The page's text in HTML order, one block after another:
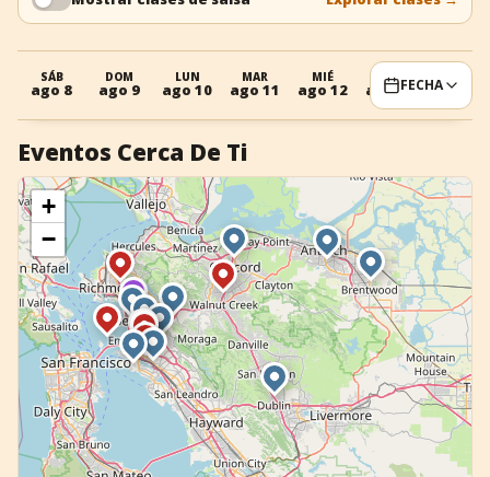
+ Añadir evento
SÁB
ago 8
DOM
ago 9
LUN
ago 10
MAR
ago 11
MIÉ
ago 12
JUE
ago 13 ago 14
FECHA
Eventos Cerca De Ti
+
−